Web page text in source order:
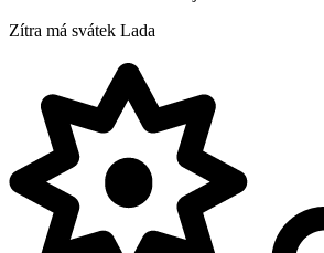
Zítra má svátek Lada